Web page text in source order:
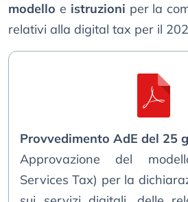
modello e istruzioni per la
relativi alla digital tax per il
Provvedimento AdE del 25
Approvazione del
Services Tax) per la